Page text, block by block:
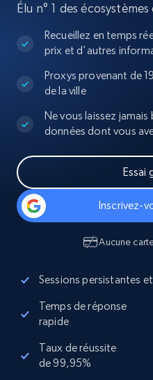
Élu n° 1 des
Recueillez en temps
prix et d'autres
Proxys provenant de
de la ville
Ne vous laissez
données dont vous
Essai
Inscrivez-
Aucune
Sessions persistantes
Temps de réponse
rapide
Taux de réussite
de 99,95%